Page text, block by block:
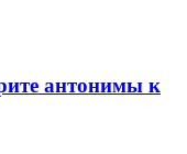
антонимы к